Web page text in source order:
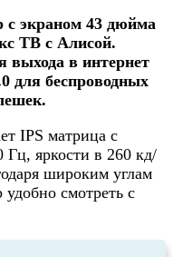
с экраном 43 дюйма
ТВ с Алисой.
выхода в интернет
для беспроводных
IPS матрица с
Гц, яркости в 260 кд/
широким углам
удобно смотреть с